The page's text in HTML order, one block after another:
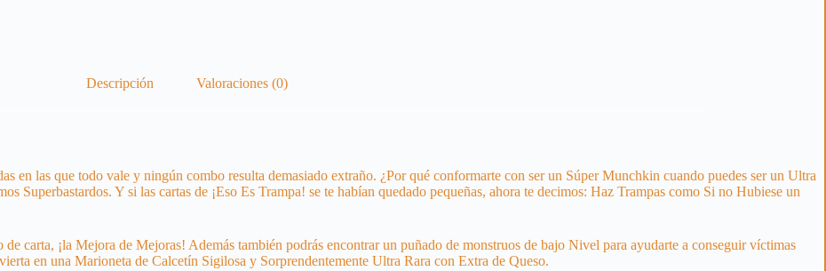
Descripción Valoraciones (0)
en las que todo vale y ningún combo resulta demasiado extraño. ¿Por qué conformarte con ser un Súper Munchkin cuando puedes ser un Ultra
Superbastardos. Y si las cartas de ¡Eso Es Trampa! se te habían quedado pequeñas, ahora te decimos: Haz Trampas como Si no Hubiese un
carta, ¡la Mejora de Mejoras! Además también podrás encontrar un puñado de monstruos de bajo Nivel para ayudarte a conseguir víctimas
en una Marioneta de Calcetín Sigilosa y Sorprendentemente Ultra Rara con Extra de Queso.